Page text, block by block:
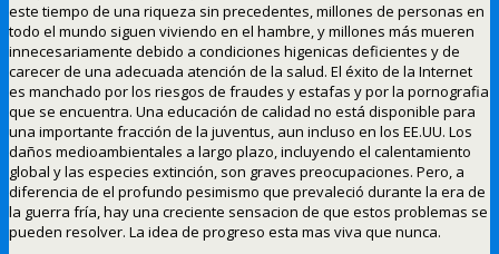
este tiempo de una riqueza sin precedentes, millones de personas en
todo el mundo siguen viviendo en el hambre, y millones más mueren
innecesariamente debido a condiciones higenicas deficientes y de
carecer de una adecuada atención de la salud. El éxito de la Internet
es manchado por los riesgos de fraudes y estafas y por la pornografia
que se encuentra. Una educación de calidad no está disponible para
una importante fracción de la juventus, aun incluso en los EE.UU. Los
daños medioambientales a largo plazo, incluyendo el calentamiento
global y las especies extinción, son graves preocupaciones. Pero, a
diferencia de el profundo pesimismo que prevaleció durante la era de
la guerra fría, hay una creciente sensacion de que estos problemas se
pueden resolver. La idea de progreso esta mas viva que nunca.